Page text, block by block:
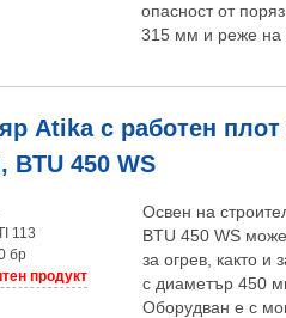
опасност от
315 мм и реже на
Atika с работен
BTU 450 WS
113
бр
продукт
Освен на
BTU 450 WS
за огрев, както и
с диаметър 450
Оборудван е с